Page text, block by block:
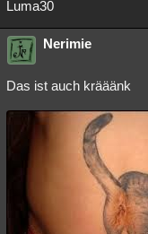
Luma30
Nerimie
Das ist auch krääänk